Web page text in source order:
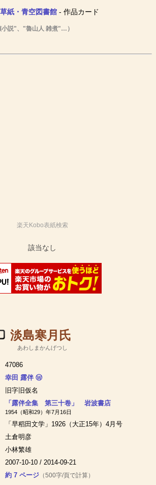
紙・青空図書館- 作品カード
説"、"魯山人 雑煮"…）
楽天Kobo表紙検索
淡島寒月氏
あわしまかんげつし
47086
幸田 露伴 Ⓦ
旧字旧仮名
「露伴全集 第三十卷」 岩波書店
1954（昭和29）年7月16日
「早稻田文学」1926（大正15年）4月号
土倉明彦
小林繁雄
2007-10-10 / 2014-09-21
約 7 ページ（500字/頁で計算）